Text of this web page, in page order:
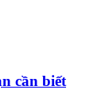
cần biết